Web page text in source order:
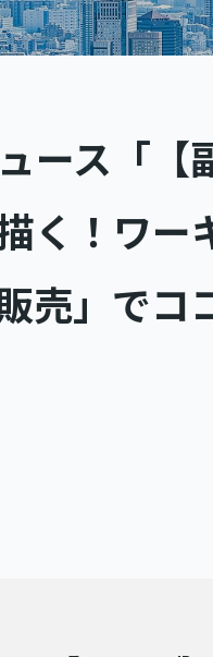
ス「【
く！ワー
売」でコ